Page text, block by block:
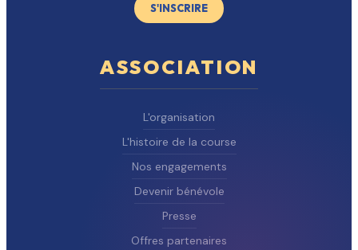
S'INSCRIRE
ASSOCIATION
L'organisation
L'histoire de la course
Nos engagements
Devenir bénévole
Presse
Offres partenaires